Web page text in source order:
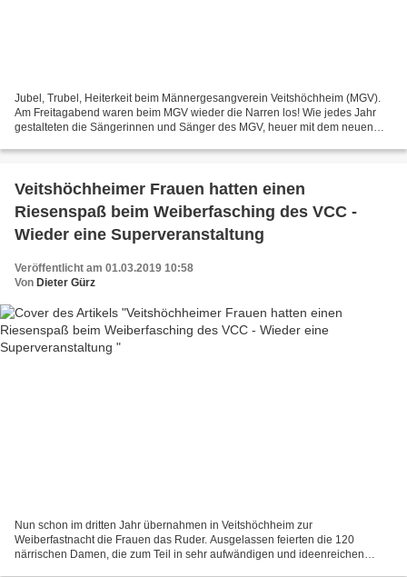
Jubel, Trubel, Heiterkeit beim Männergesangverein Veitshöchheim (MGV).
Am Freitagabend waren beim MGV wieder die Narren los! Wie jedes Jahr
gestalteten die Sängerinnen und Sänger des MGV, heuer mit dem neuen
Veitshöchheimer Frauen hatten einen
Riesenspaß beim Weiberfasching des VCC -
Wieder eine Superveranstaltung
Veröffentlicht am 01.03.2019 10:58
Von Dieter Gürz
Nun schon im dritten Jahr übernahmen in Veitshöchheim zur
Weiberfastnacht die Frauen das Ruder. Ausgelassen feierten die 120
närrischen Damen, die zum Teil in sehr aufwändigen und ideenreichen